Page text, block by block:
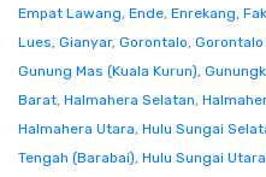
Empat Lawang, Ende, Enrekang,
Lues, Gianyar, Gorontalo, Gorontalo
Gunung Mas (Kuala Kurun),
Barat, Halmahera Selatan,
Halmahera Utara, Hulu Sungai
Tengah (Barabai), Hulu Sungai